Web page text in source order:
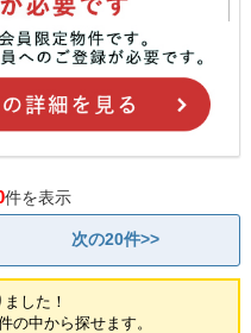
件を表示
次の20件>>
した！
の中から探せます。